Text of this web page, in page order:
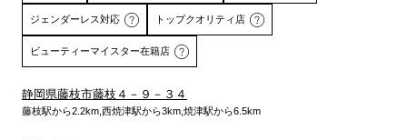
ジェンダーレス対応 トップクオリティ店
ビューティーマイスター在籍店
静岡県藤枝市藤枝４－９－３４
藤枝駅から2.2km,西焼津駅から3km,焼津駅から6.5km